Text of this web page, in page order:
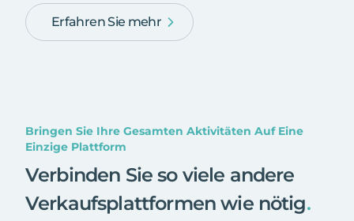
Erfahren Sie mehr
Bringen Sie Ihre Gesamten Aktivitäten Auf Eine
Einzige Plattform
Verbinden Sie so viele andere
Verkaufsplattformen wie nötig.